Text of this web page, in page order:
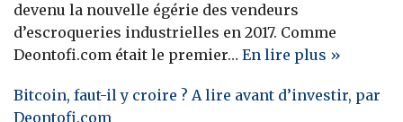
devenu la nouvelle égérie des vendeurs
d’escroqueries industrielles en 2017. Comme
Deontofi.com était le premier… En lire plus »
Bitcoin, faut-il y croire ? A lire avant d’investir, par
Deontofi.com